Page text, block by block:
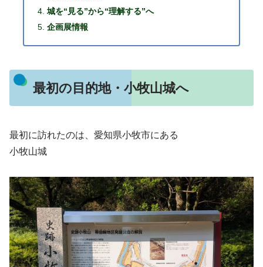
城を“見る”から“理解する”へ
企画展情報
最初の目的地・小牧山城へ
最初に訪れたのは、愛知県小牧市にある
小牧山城